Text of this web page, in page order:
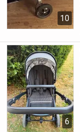
10
6